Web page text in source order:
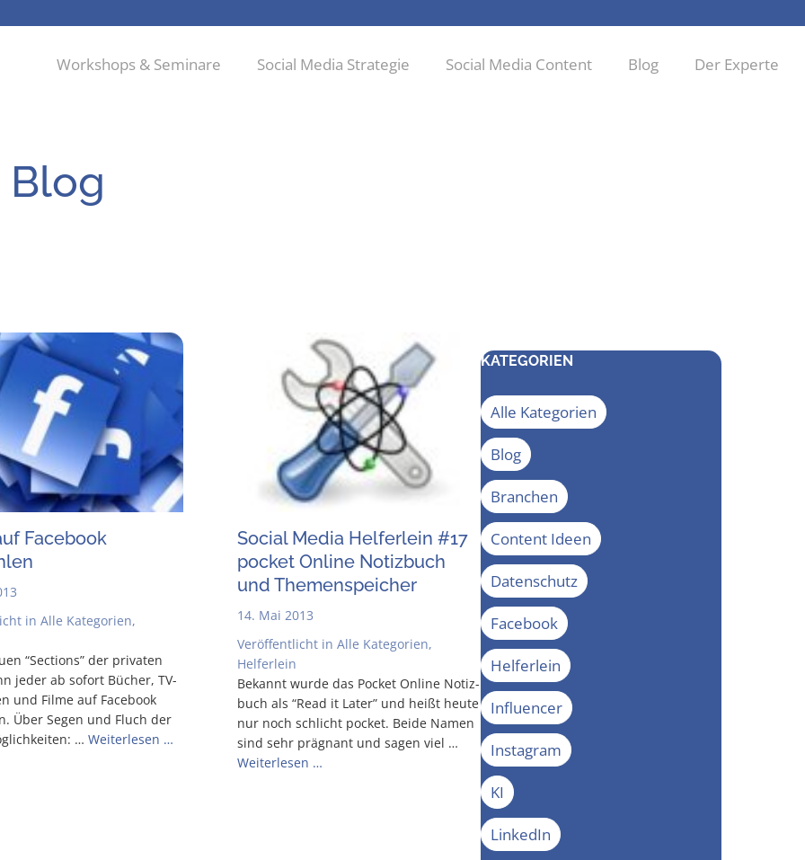
Workshops & Seminare Social Media Strategie Social Media Content Blog Der Experte
Blog
Face­book
in Alle Kategorien,
“Sec­tions” der pri­va­ten
jeder ab sofort Bücher, TV-
und Fil­me auf Face­book
Über Segen und Fluch der
… Wei­ter­le­sen …
Social Media Hel­fer­lein #17
pocket Online Notiz­buch
und Themenspeicher
14. Mai 2013
Veröffentlicht in Alle Kategorien,
Helferlein
Bekannt wur­de das Pocket Online Notiz­
buch als “Read it Later” und heißt heu­te
nur noch schlicht pocket. Bei­de Namen
sind sehr prä­gnant und sagen viel …
Wei­ter­le­sen …
KATEGORIEN
Alle Kategorien
Blog
Branchen
Content Ideen
Datenschutz
Facebook
Helferlein
Influencer
Instagram
KI
LinkedIn